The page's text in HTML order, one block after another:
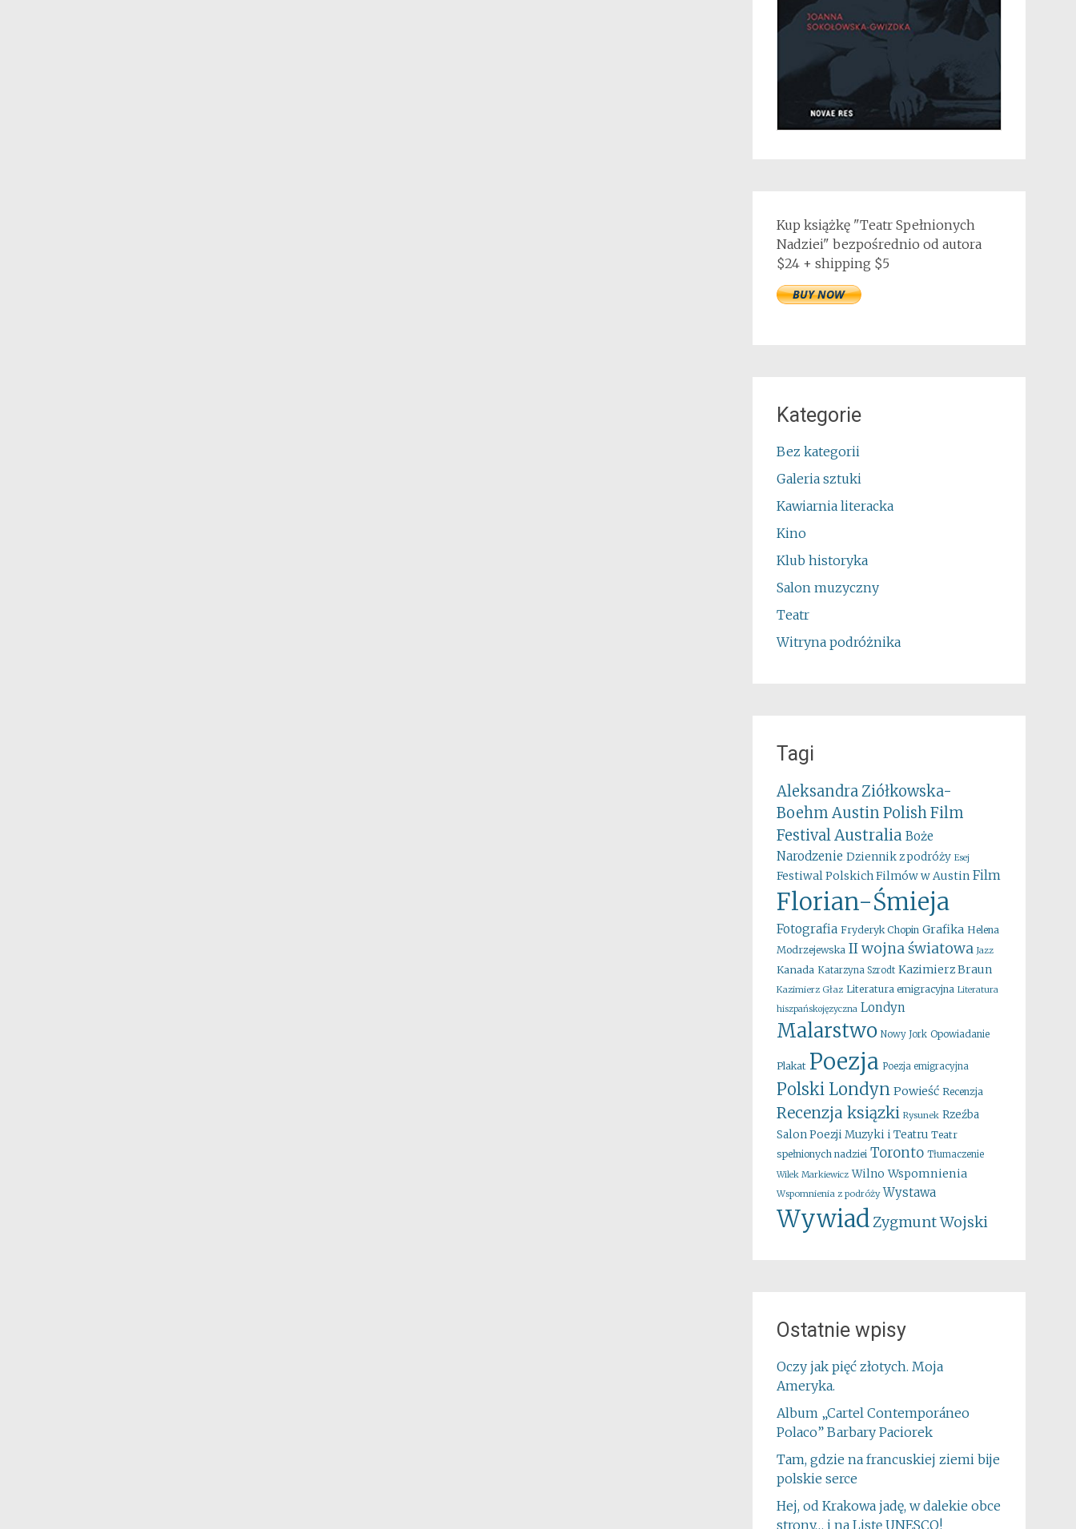
Kup książkę "Teatr Spełnionych
Nadziei" bezpośrednio od autora
$24 + shipping $5
Kategorie
Bez kategorii
Galeria sztuki
Kawiarnia literacka
Kino
Klub historyka
Salon muzyczny
Teatr
Witryna podróżnika
Tagi
Aleksandra Ziółkowska-
Boehm Austin Polish Film
FestivalAustralia Boże
Narodzenie Dziennik z podróży Esej
Festiwal Polskich Filmów w Austin Film
Florian-Śmieja
Fotografia Fryderyk Chopin Grafika Helena
Modrzejewska II wojna światowa Jazz
Kanada Katarzyna Szrodt Kazimierz Braun
Kazimierz Głaz Literatura emigracyjna Literatura
hiszpańskojęzyczna Londyn
Malarstwo Nowy Jork Opowiadanie
Plakat Poezja Poezja emigracyjna
Polski Londyn Powieść Recenzja
Recenzja ksiązki Rysunek Rzeźba
Salon Poezji Muzyki i Teatru Teatr
spełnionych nadziei Toronto Tłumaczenie
Wilek Markiewicz Wilno Wspomnienia
Wspomnienia z podróży Wystawa
WywiadZygmunt Wojski
Ostatnie wpisy
Oczy jak pięć złotych. Moja
Ameryka.
Album „Cartel Contemporáneo
Polaco” Barbary Paciorek
Tam, gdzie na francuskiej ziemi bije
polskie serce
Hej, od Krakowa jadę, w dalekie obce
strony… i na Listę UNESCO!